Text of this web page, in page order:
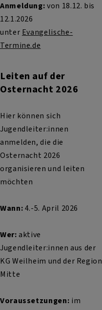
Anmeldung:von 18.12. bis
12.1.2026
unter Evangelische-
Termine.de
Leiten auf der
Osternacht 2026
Hier können sich
Jugendleiter:innen
anmelden, die die
Osternacht 2026
organisieren und leiten
möchten
Wann:4.-5. April 2026
Wer:aktive
Jugendleiter:innen aus der
KG Weilheim und der Region
Mitte
Voraussetzungen: im